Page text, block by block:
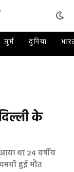
जुर्म दुनिया
के
था 24 वर्षीय
हुई मौत